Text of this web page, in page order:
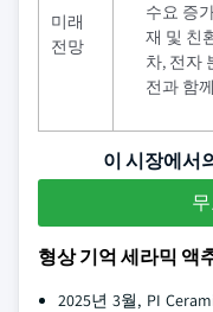
미래
전망
수요 증
재 및 친
차, 전자
전과 함
이 시장에서
형상 기억 세라믹 액
2025년 3월, PI